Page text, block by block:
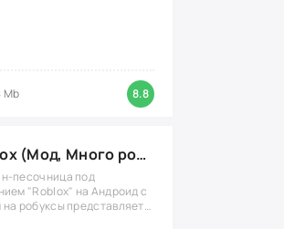
Mb 8.8
Roblox (Мод, Много робуксов)
песочница под
"Roblox" на Андроид с
на робуксы представляет